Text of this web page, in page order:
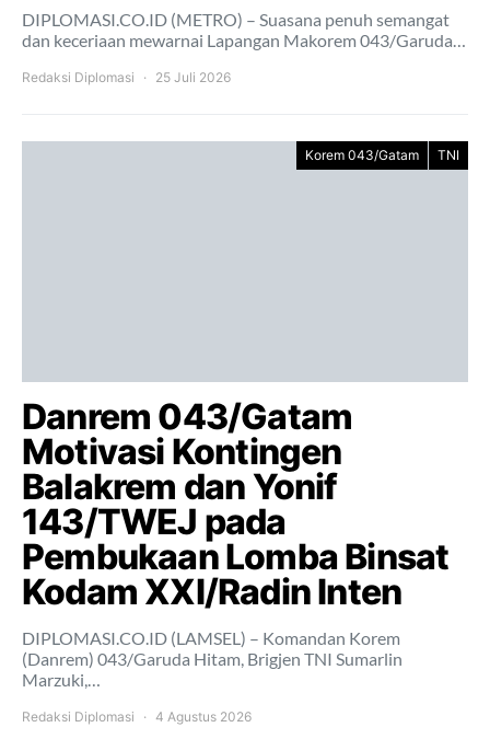
DIPLOMASI.CO.ID (METRO) – Suasana penuh semangat
dan keceriaan mewarnai Lapangan Makorem 043/Garuda…
Redaksi Diplomasi 25 Juli 2026
Korem 043/Gatam TNI
Danrem 043/Gatam
Motivasi Kontingen
Balakrem dan Yonif
143/TWEJ pada
Pembukaan Lomba Binsat
Kodam XXI/Radin Inten
DIPLOMASI.CO.ID (LAMSEL) – Komandan Korem
(Danrem) 043/Garuda Hitam, Brigjen TNI Sumarlin
Marzuki,…
Redaksi Diplomasi 4 Agustus 2026